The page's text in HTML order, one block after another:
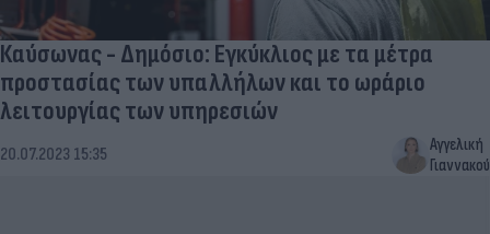
Καύσωνας - Δημόσιο: Εγκύκλιος με τα μέτρα
προστασίας των υπαλλήλων και το ωράριο
λειτουργίας των υπηρεσιών
20.07.2023 15:35
Αγγελική
Γιαννακού